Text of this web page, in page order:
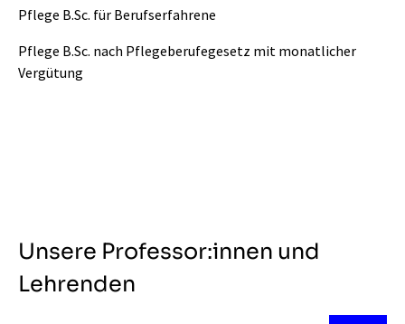
Pflege B.Sc. für Berufserfahrene
Pflege B.Sc. nach Pflegeberufegesetz mit monatlicher
Vergütung
Unsere Professor:innen und
Lehrenden